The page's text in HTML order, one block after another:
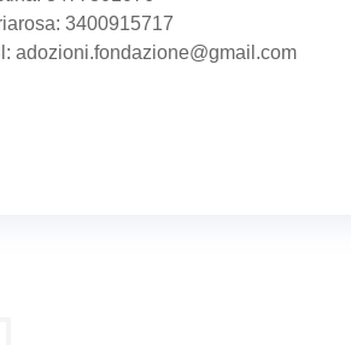
3400915717
adozioni.fondazione@gmail.com